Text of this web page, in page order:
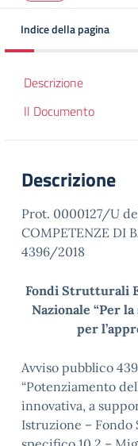
Indice della pagina
Descrizione
Il Documento
Descrizione
Prot. 0000127/U
COMPETENZE DI
4396/2018
Fondi Strutturali
Nazionale “Per
per
Avviso pubblico
“Potenziamento
innovativa, a
Istruzione – Fondo